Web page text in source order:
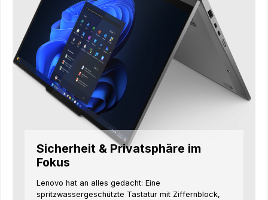
Sicherheit & Privatsphäre im
Fokus
Lenovo hat an alles gedacht: Eine
spritzwassergeschützte Tastatur mit Ziffernblock,